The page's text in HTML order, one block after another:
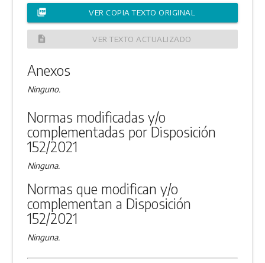
picture_as_pdf VER COPIA TEXTO ORIGINAL
description VER TEXTO ACTUALIZADO
Anexos
Ninguno.
Normas modificadas y/o
complementadas por Disposición
152/2021
Ninguna.
Normas que modifican y/o
complementan a Disposición
152/2021
Ninguna.